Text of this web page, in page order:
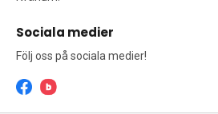
Sociala medier
Följ oss på sociala medier!